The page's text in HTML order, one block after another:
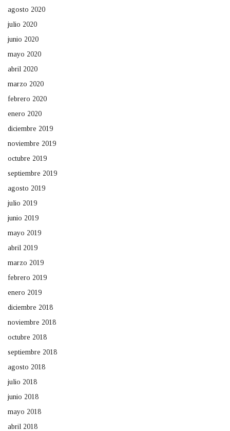
agosto 2020
julio 2020
junio 2020
mayo 2020
abril 2020
marzo 2020
febrero 2020
enero 2020
diciembre 2019
noviembre 2019
octubre 2019
septiembre 2019
agosto 2019
julio 2019
junio 2019
mayo 2019
abril 2019
marzo 2019
febrero 2019
enero 2019
diciembre 2018
noviembre 2018
octubre 2018
septiembre 2018
agosto 2018
julio 2018
junio 2018
mayo 2018
abril 2018